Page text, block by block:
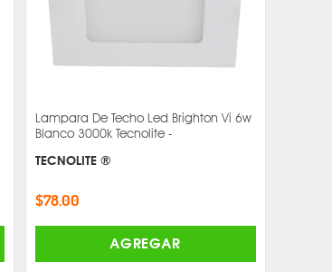
Lampara De Techo Led Brighton Vi 6w
Blanco 3000k Tecnolite -
TECNOLITE ®
$78.00
AGREGAR